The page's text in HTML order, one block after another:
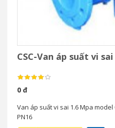
CSC-Van áp suất vi sai
0 đ
Van áp suất vi sai 1.6 Mpa model
PN16